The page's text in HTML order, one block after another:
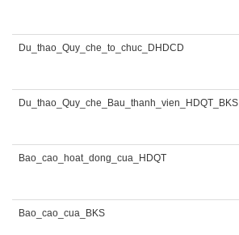
Du_thao_Quy_che_to_chuc_DHDCD
Du_thao_Quy_che_Bau_thanh_vien_HDQT_BKS
Bao_cao_hoat_dong_cua_HDQT
Bao_cao_cua_BKS